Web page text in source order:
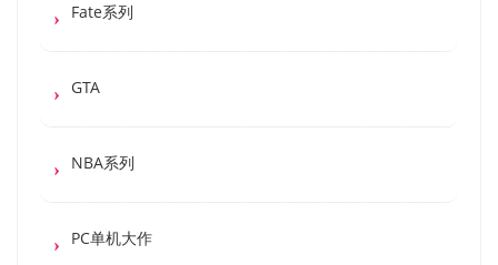
Fate系列
GTA
NBA系列
PC单机大作